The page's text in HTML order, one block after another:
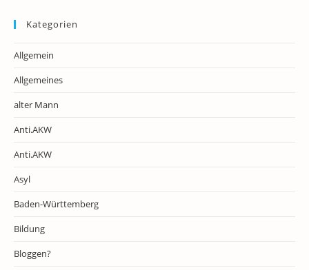
Kategorien
Allgemein
Allgemeines
alter Mann
Anti.AKW
Anti.AKW
Asyl
Baden-Württemberg
Bildung
Bloggen?